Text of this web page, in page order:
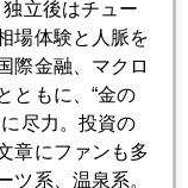
5月 6月
立後はチュー
場体験と人脈を
際金融、マクロ
ともに、“金の
尽力。投資の
章にファンも多
ツ系、温泉系。